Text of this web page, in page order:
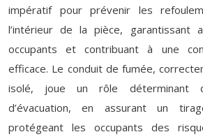
impératif pour prévenir les
l’intérieur de la pièce, garantissant
occupants et contribuant à une
efficace. Le conduit de fumée,
isolé, joue un rôle déterminant
d’évacuation, en assurant un
protégeant les occupants des